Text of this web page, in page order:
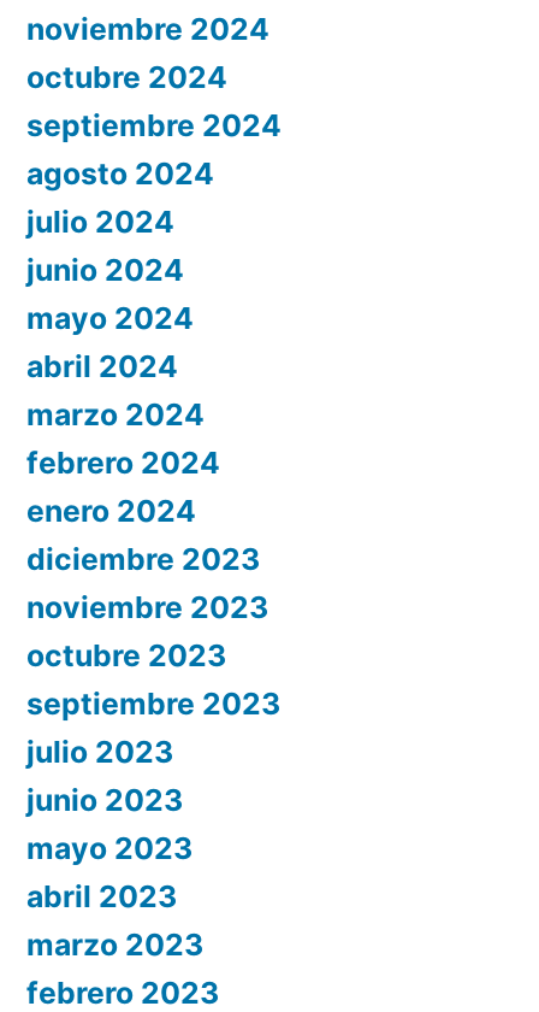
noviembre 2024
octubre 2024
septiembre 2024
agosto 2024
julio 2024
junio 2024
mayo 2024
abril 2024
marzo 2024
febrero 2024
enero 2024
diciembre 2023
noviembre 2023
octubre 2023
septiembre 2023
julio 2023
junio 2023
mayo 2023
abril 2023
marzo 2023
febrero 2023